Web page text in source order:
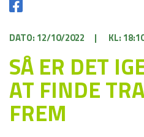
DATO: 12/10/2022 | KL:
SÅ ER DET
AT FINDE
FREM